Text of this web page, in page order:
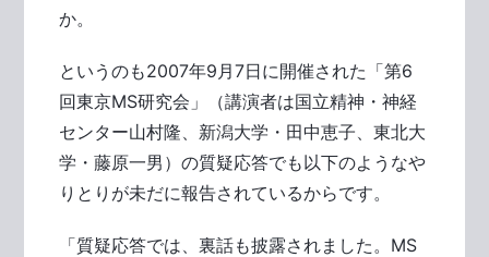
か。
というのも2007年9月7日に開催された「第6
回東京MS研究会」（講演者は国立精神・神経
センター山村隆、新潟大学・田中恵子、東北大
学・藤原一男）の質疑応答でも以下のようなや
りとりが未だに報告されているからです。
「質疑応答では、裏話も披露されました。MS